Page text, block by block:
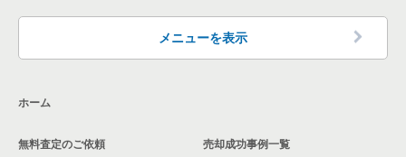
メニューを表示
ホーム
無料査定のご依頼 売却成功事例一覧